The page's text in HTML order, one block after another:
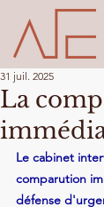
La
31 juil. 2025
Le cabinet
comparution
défense